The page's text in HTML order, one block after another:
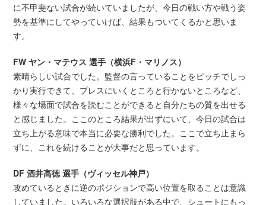
に不甲斐ない試合が続いていましたが、今日の戦い方や戦う姿
勢を基準にしてやっていけば、結果もついてくるかと思いま
す。
FW ヤン・マテウス 選手（横浜F・マリノス）
素晴らしい試合でした。監督の言っていることをピッチでしっ
かり実行できて、プレスにいくところと行かないところなど、
様々な場面で試合を読むことができると自分たちの質を出せる
と感じました。ここのところ結果が出ずにいて、今日の試合は
立ち上がる意味で本当に必要な勝利でした。ここで立ち止まら
ずに、これを続けることが大事だと思っています。
DF 酒井高徳 選手（ヴィッセル神戸）
攻めているときに逆のポジションで高い位置を取ることは意識
していました。いろいろな選択肢がある中で、シュートにもっ